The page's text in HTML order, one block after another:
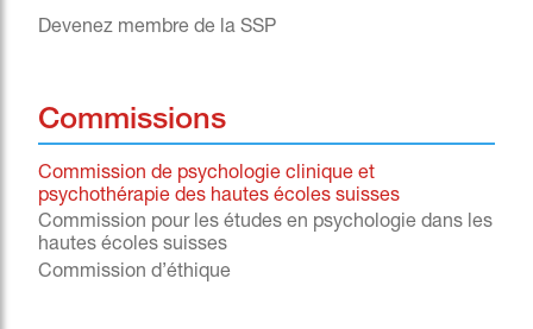
Devenez membre de la SSP
Commissions
Commission de psychologie clinique et
psychothérapie des hautes écoles suisses
Commission pour les études en psychologie dans les
hautes écoles suisses
Commission d’éthique